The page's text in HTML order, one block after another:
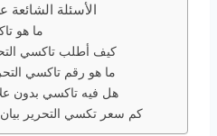
الأسئلة الشائعة
ما هو
كيف أطلب تاكسي
ما هو رقم تاكسي
هل فيه تاكسي بدون
كم سعر تكسي التحرير